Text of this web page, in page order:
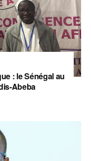
: le Sénégal au
Abeba